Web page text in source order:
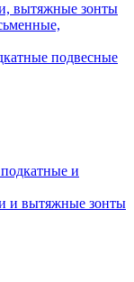
вытяжные зонты
подвесные
и
и вытяжные зонты